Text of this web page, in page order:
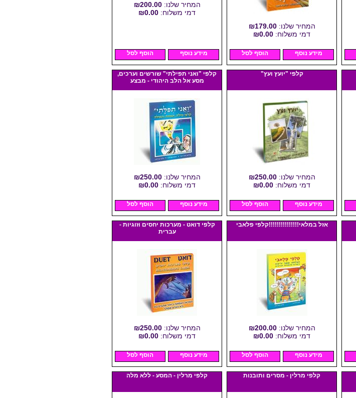
המחיר שלנו:₪179.00
דמי משלוח: ₪0.00
מידע נוסף הוסף לסל
המחיר שלנו:₪200.00
דמי משלוח: ₪0.00
מידע נוסף הוסף לסל
קלפי "יועץ ועץ"
המחיר שלנו:₪250.00
דמי משלוח: ₪0.00
מידע נוסף הוסף לסל
קלפי "ואני תפילתי" שורשים וערכים,
מסע אל הלב היהודי - מבצע
המחיר שלנו:₪250.00
דמי משלוח: ₪0.00
מידע נוסף הוסף לסל
אזל במלאי!!!!!!!!!!!!!!!קלפי פלאבי
המחיר שלנו:₪200.00
דמי משלוח: ₪0.00
מידע נוסף הוסף לסל
קלפי דואט - מערכות יחסים וזוגיות -
עברית
המחיר שלנו:₪250.00
דמי משלוח: ₪0.00
מידע נוסף הוסף לסל
קלפי מרלין - מסרים ותובנות קלפי מרלין - המסע - ללא מלה